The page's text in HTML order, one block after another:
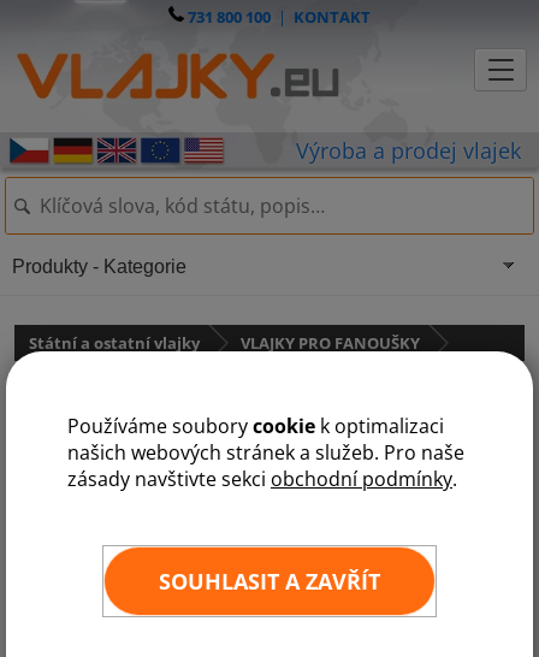
Používáme souborycookie k optimalizaci
našich webových stránek a služeb. Pro naše
zásady navštivte sekci obchodní podmínky.
SOUHLASIT A ZAVŘÍT
731 800 100 | KONTAKT
Státní a ostatní vlajky VLAJKY PRO FANOUŠKY
Produkty - Kategorie